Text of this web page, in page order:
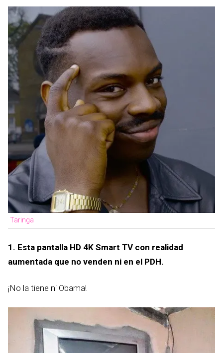
Taringa
1. Esta pantalla HD 4K Smart TV con realidad
aumentada que no venden ni en el PDH.
¡No la tiene ni Obama!